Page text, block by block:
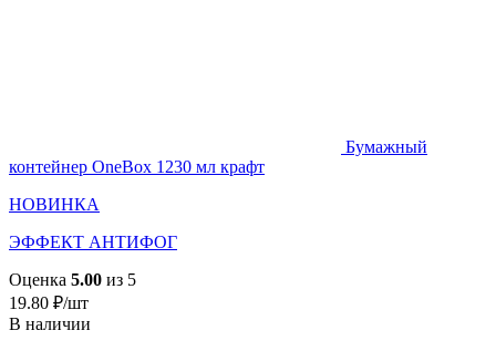
Бумажный
контейнер OneBox 1230 мл крафт
НОВИНКА
ЭФФЕКТ АНТИФОГ
Оценка 5.00 из 5
19.80 ₽/шт
В наличии